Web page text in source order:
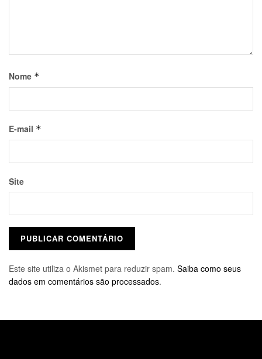
Nome *
E-mail *
Site
Este site utiliza o Akismet para reduzir spam. Saiba como seus
dados em comentários são processados.